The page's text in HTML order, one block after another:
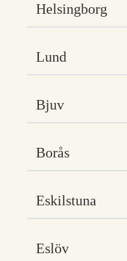
Helsingborg
Lund
Bjuv
Borås
Eskilstuna
Eslöv